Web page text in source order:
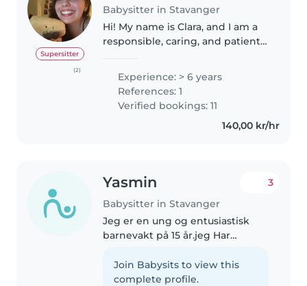
Supersitter
(2)
Babysitter in Stavanger
Hi! My name is Clara, and I am a
responsible, caring, and patient
time with children. I am reliable,
organized, and always make sure
kids feel safe, comfortable,..
Experience: > 6 years
References: 1
Verified bookings: 11
140,00 kr/hr
Yasmin
Babysitter in Stavanger
3
Jeg er en ung og entusiastisk
barnevakt på 15 år.jeg Har
barnevakt for min søsken , er jeg
tålmodig, sporty og rolig av
Join Babysits to view this
complete profile.